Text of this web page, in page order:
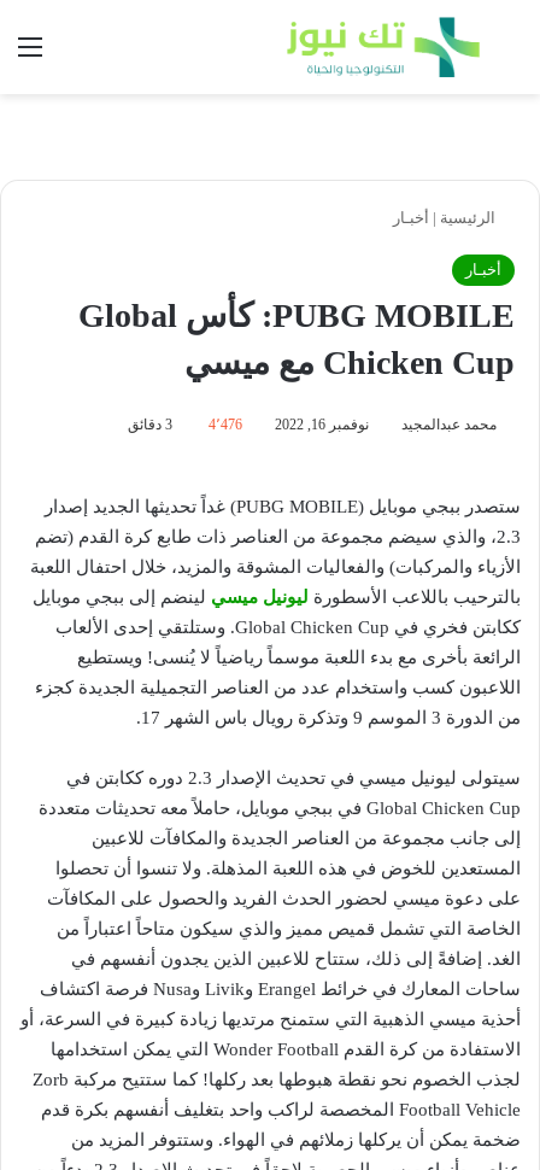
بحث عن
الرئيسية | أخبـار
أخبـار
PUBG MOBILE: كأس Global
Chicken Cup مع ميسي
محمد عبدالمجيد نوفمبر 16, 2022 4٬476
ستصدر ببجي موبايل (PUBG MOBILE) غداً تحديثها الجديد إصدار
2.3، والذي سيضم مجموعة من العناصر ذات طابع كرة القدم (تضم
الأزياء والمركبات) والفعاليات المشوقة والمزيد، خلال احتفال اللعبة
بالترحيب باللاعب الأسطورة ليونيل ميسي لينضم إلى ببجي موبايل
ككابتن فخري في Global Chicken Cup. وستلتقي إحدى الألعاب
الرائعة بأخرى مع بدء اللعبة موسماً رياضياً لا يُنسى! ويستطيع
اللاعبون كسب واستخدام عدد من العناصر التجميلية الجديدة كجزء
من الدورة 3 الموسم 9 وتذكرة رويال باس الشهر 17.
سيتولى ليونيل ميسي في تحديث الإصدار 2.3 دوره ككابتن في
Global Chicken Cup في ببجي موبايل، حاملاً معه تحديثات متعددة
إلى جانب مجموعة من العناصر الجديدة والمكافآت للاعبين
المستعدين للخوض في هذه اللعبة المذهلة. ولا تنسوا أن تحصلوا
على دعوة ميسي لحضور الحدث الفريد والحصول على المكافآت
الخاصة التي تشمل قميص مميز والذي سيكون متاحاً اعتباراً من
الغد. إضافةً إلى ذلك، ستتاح للاعبين الذين يجدون أنفسهم في
ساحات المعارك في خرائط Erangel وLivik وNusa فرصة اكتشاف
أحذية ميسي الذهبية التي ستمنح مرتديها زيادة كبيرة في السرعة، أو
الاستفادة من كرة القدم Wonder Football التي يمكن استخدامها
لجذب الخصوم نحو نقطة هبوطها بعد ركلها! كما ستتيح مركبة Zorb
Football Vehicle المخصصة لراكب واحد بتغليف أنفسهم بكرة قدم
ضخمة يمكن أن يركلها زملائهم في الهواء. وستتوفر المزيد من